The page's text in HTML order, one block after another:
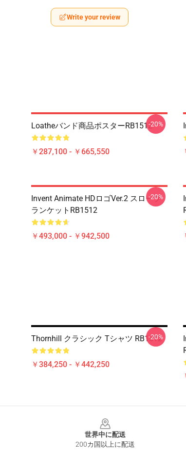
Write your review
Loatheバンド商品ポスターRB1512
￥287,100 - ￥665,550
-20%
Invent Animate HDロゴVer.2 スローブ
ランケットRB1512
￥493,000 - ￥942,500
-20%
Thornhill クラシック Tシャツ RB1512
￥384,250 - ￥442,250
-20%
世界中に配送
200カ国以上に配送